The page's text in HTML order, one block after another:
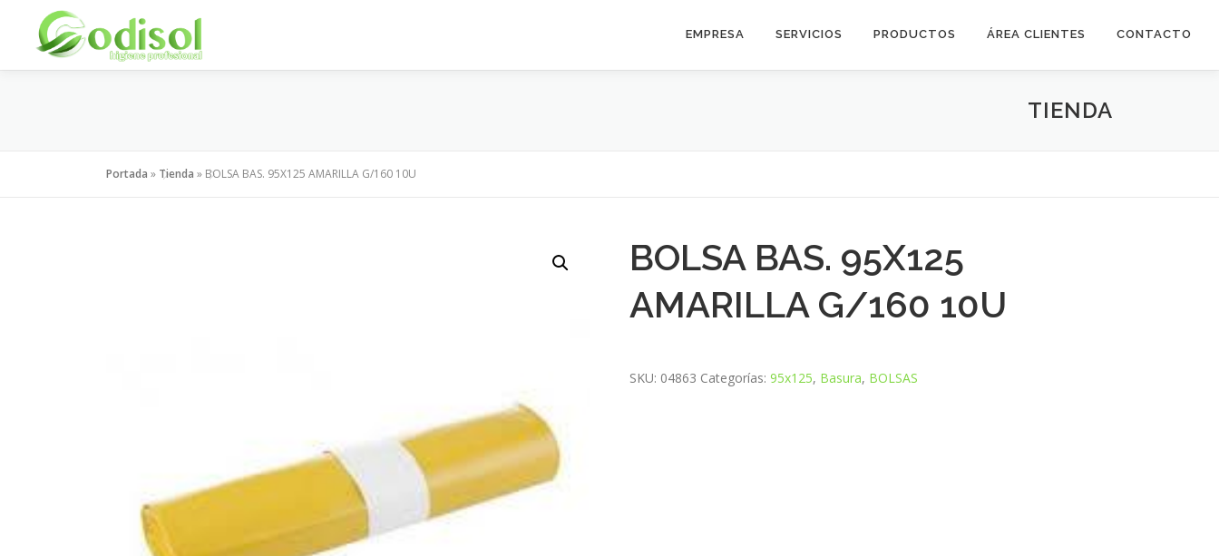
contenido
EMPRESA SERVICIOS PRODUCTOS ÁREA CLIENTES CONTACTO
TIENDA
Portada » Tienda » BOLSA BAS. 95X125 AMARILLA G/160 10U
BOLSA BAS. 95X125
AMARILLA G/160 10U
SKU: 04863 Categorías:95x125, Basura, BOLSAS